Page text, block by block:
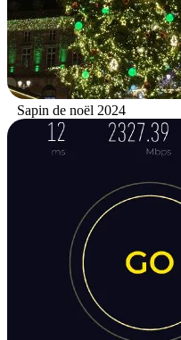
Sapin de noël 2024